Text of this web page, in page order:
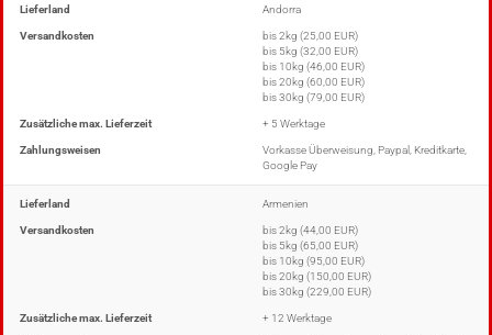
Lieferland Andorra
Versandkosten
bis 2kg (25,00 EUR)
bis 5kg (32,00 EUR)
bis 10kg (46,00 EUR)
bis 20kg (60,00 EUR)
bis 30kg (79,00 EUR)
Zusätzliche max. Lieferzeit + 5 Werktage
Zahlungsweisen
Vorkasse Überweisung, Paypal, Kreditkarte,
Google Pay
Lieferland Armenien
Versandkosten
bis 2kg (44,00 EUR)
bis 5kg (65,00 EUR)
bis 10kg (95,00 EUR)
bis 20kg (150,00 EUR)
bis 30kg (229,00 EUR)
Zusätzliche max. Lieferzeit + 12 Werktage